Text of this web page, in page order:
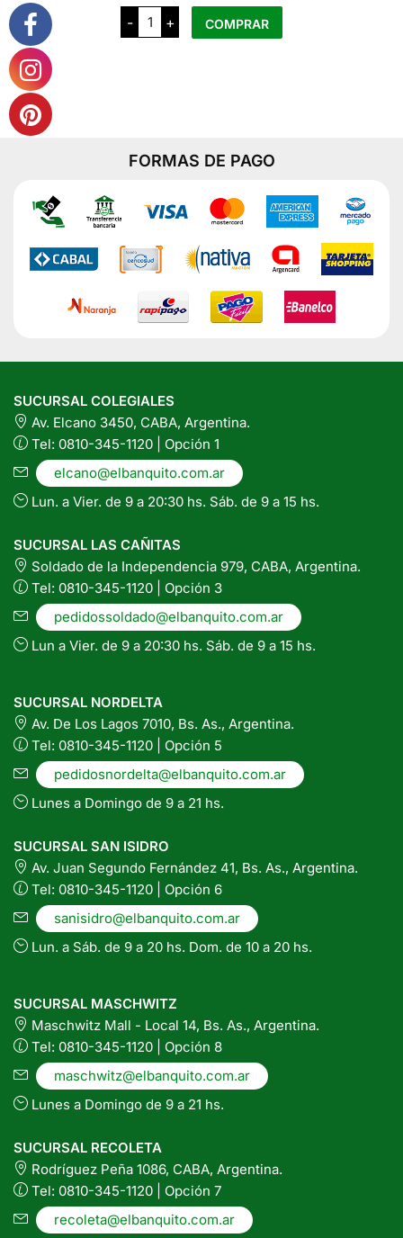
elegir
en
-
Nachos
Macritas
Multicereal
+ COMPRAR
FORMAS DE PAGO
SUCURSAL COLEGIALES
Av. Elcano 3450, CABA, Argentina.
Tel: 0810-345-1120 | Opción 1
elcano@elbanquito.com.ar
Lun. a Vier. de 9 a 20:30 hs. Sáb. de 9 a 15 hs.
SUCURSAL LAS CAÑITAS
Soldado de la Independencia 979, CABA, Argentina.
Tel: 0810-345-1120 | Opción 3
pedidossoldado@elbanquito.com.ar
Lun a Vier. de 9 a 20:30 hs. Sáb. de 9 a 15 hs.
SUCURSAL NORDELTA
Av. De Los Lagos 7010, Bs. As., Argentina.
Tel: 0810-345-1120 | Opción 5
pedidosnordelta@elbanquito.com.ar
Lunes a Domingo de 9 a 21 hs.
SUCURSAL SAN ISIDRO
Av. Juan Segundo Fernández 41, Bs. As., Argentina.
Tel: 0810-345-1120 | Opción 6
sanisidro@elbanquito.com.ar
Lun. a Sáb. de 9 a 20 hs. Dom. de 10 a 20 hs.
SUCURSAL MASCHWITZ
Maschwitz Mall - Local 14, Bs. As., Argentina.
Tel: 0810-345-1120 | Opción 8
maschwitz@elbanquito.com.ar
Lunes a Domingo de 9 a 21 hs.
SUCURSAL RECOLETA
Rodríguez Peña 1086, CABA, Argentina.
Tel: 0810-345-1120 | Opción 7
recoleta@elbanquito.com.ar